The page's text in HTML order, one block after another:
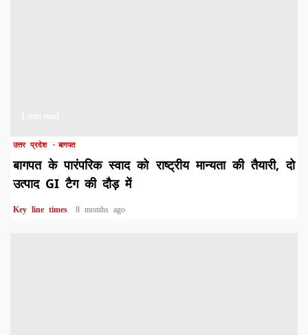
उत्तर प्रदेश बागपत
बागपत के पारंपरिक स्वाद को राष्ट्रीय मान्यता की तैयारी, दो
उत्पाद GI टैग की दौड़ में
Key line times 8 months ago